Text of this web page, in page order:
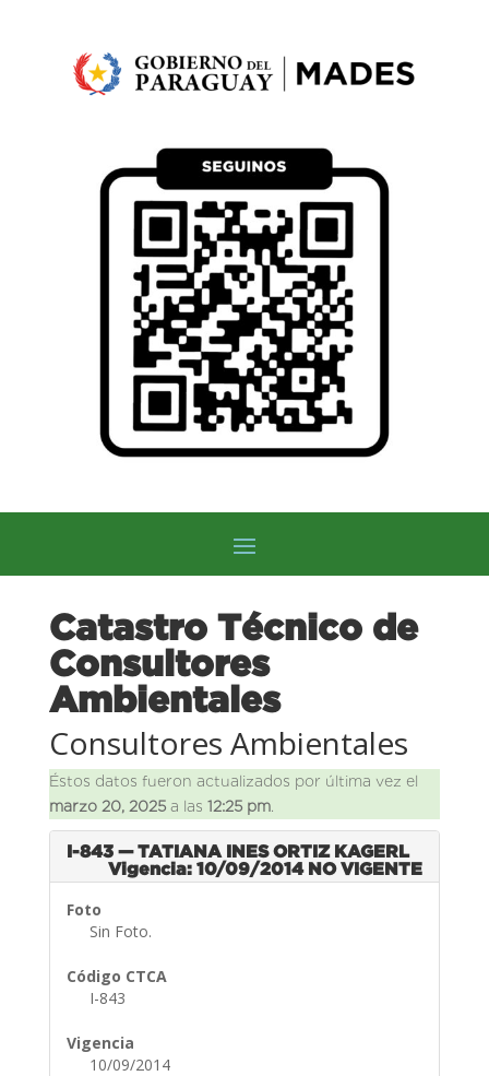
Catastro Técnico de
Consultores
Ambientales
Consultores Ambientales
Éstos datos fueron actualizados por última vez el
marzo 20, 2025a las 12:25 pm.
I-843 — TATIANA INES ORTIZ KAGERL
Vigencia: 10/09/2014 NO VIGENTE
Foto
Sin Foto.
Código CTCA
I-843
Vigencia
10/09/2014